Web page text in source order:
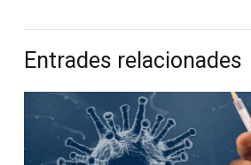
Entrades relacionades